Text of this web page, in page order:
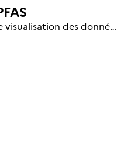
Outil de visualisation des données nationales de surveillance des substances PFAS (mise à jour le 1er jour de chaque mois)